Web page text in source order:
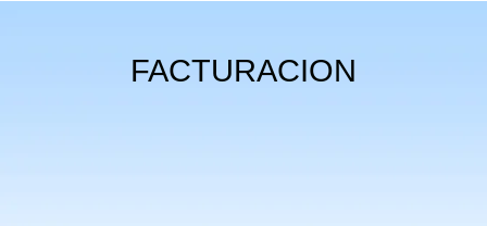
FACTURACION